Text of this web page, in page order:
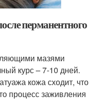
перманентного
мазями
курс – 7-10 дней.
кожа сходит, что
процесс заживления